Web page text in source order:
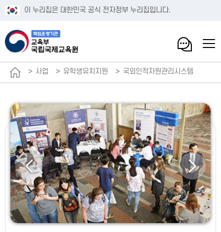
이 누리집은 대한민국 공식 전자정부 누리집입니다.
사업 유학생유치지원 국외인적자원관리시스템